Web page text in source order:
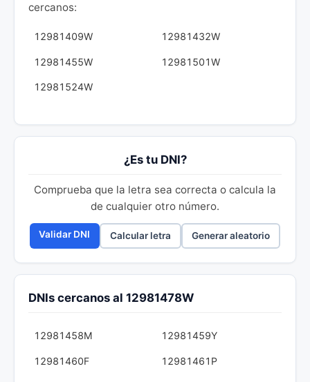
cercanos:
12981409W 12981432W
12981455W 12981501W
12981524W
¿Es tu DNI?
Comprueba que la letra sea correcta o calcula la
de cualquier otro número.
Validar DNI Calcular letra Generar aleatorio
DNIs cercanos al 12981478W
12981458M 12981459Y
12981460F 12981461P